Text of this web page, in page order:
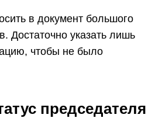
в документ большого
Достаточно указать лишь
чтобы не было
председателя